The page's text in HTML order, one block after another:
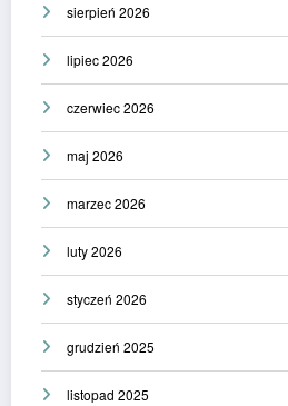
sierpień 2026
lipiec 2026
czerwiec 2026
maj 2026
marzec 2026
luty 2026
styczeń 2026
grudzień 2025
listopad 2025